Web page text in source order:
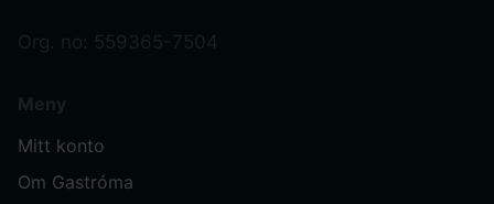
Org. no: 559365-7504
Meny
Mitt konto
Om Gastróma